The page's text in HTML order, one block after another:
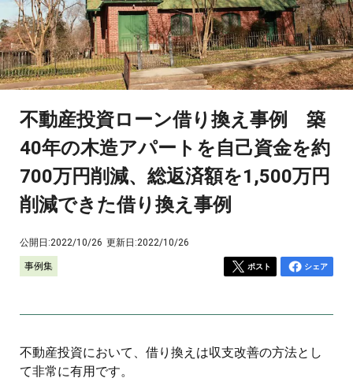
不動産投資ローン借り換え事例 築
40年の木造アパートを自己資金を約
700万円削減、総返済額を1,500万円
削減できた借り換え事例
公開日:2022/10/26 更新日:2022/10/26
事例集 ポスト シェア
不動産投資において、借り換えは収支改善の方法とし
て非常に有用です。